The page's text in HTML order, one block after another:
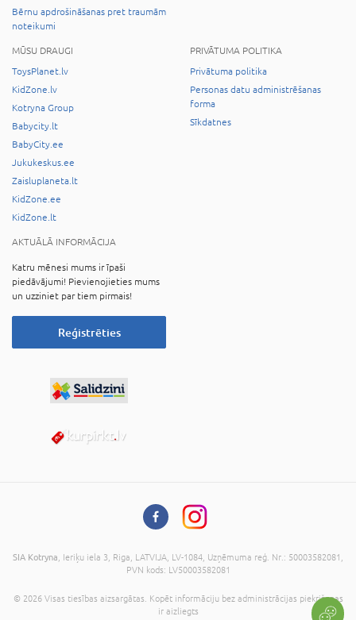
Bērnu apdrošināšanas pret traumām
noteikumi
MŪSU DRAUGI
ToysPlanet.lv
KidZone.lv
Kotryna Group
Babycity.lt
BabyCity.ee
Jukukeskus.ee
Zaisluplaneta.lt
KidZone.ee
KidZone.lt
PRIVĀTUMA POLITIKA
Privātuma politika
Personas datu administrēšanas
forma
Sīkdatnes
AKTUĀLĀ INFORMĀCIJA
Katru mēnesi mums ir īpaši
piedāvājumi! Pievienojieties mums
un uzziniet par tiem pirmais!
Reģistrēties
SIA Kotryna , Ieriķu iela 3, Riga, LATVIJA, LV-1084, Uzņēmuma reģ. Nr.: 50003582081,
PVN kods: LV50003582081
© 2026 Visas tiesības aizsargātas. Kopēt informāciju bez administrācijas piekrišanas
ir aizliegts